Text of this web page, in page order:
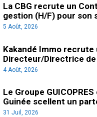
La CBG recrute un
gestion (H/F) pour son
5 Août, 2026
Kakandé Immo recrute
Directeur/Directrice
4 Août, 2026
Le Groupe
Guinée scellent un
31 Juil, 2026